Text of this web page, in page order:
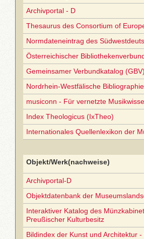
Archivportal - D
Thesaurus des Consortium of
Normdateneintrag des
Österreichischer
Gemeinsamer Verbundkatalog (GBV)
Nordrhein-Westfälische
musiconn - Für vernetzte
Index Theologicus (IxTheo)
Internationales Quellenlexikon der
Objekt/Werk(nachweise)
Archivportal-D
Objektdatenbank der
Interaktiver Katalog des
Preußischer Kulturbesitz
Bildindex der Kunst und Architektur